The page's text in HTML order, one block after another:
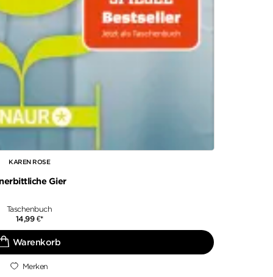
KAREN ROSE
Gier
Taschenbuch
14,99 €*
Merken